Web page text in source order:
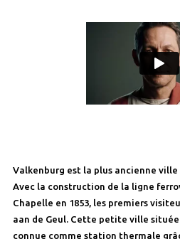
Valkenburg est la plus ancienne ville
Avec la construction de la ligne
Chapelle en 1853, les premiers
aan de Geul. Cette petite ville
connue comme station thermale